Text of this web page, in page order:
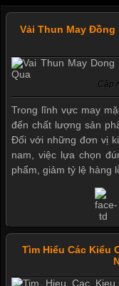
Vải Thun May
Cập
Trong lĩnh vực may
đến chất lượng sản
Đối với những đơn vị
nam, việc lựa chọn
phẩm, giảm tỷ lệ hàng
Tìm Hiểu Các Kiểu